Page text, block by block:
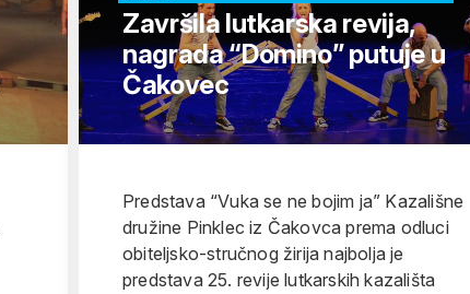
Završila lutkarska revija,
nagrada “Domino” putuje u
Čakovec
Predstava “Vuka se ne bojim ja” Kazališne
družine Pinklec iz Čakovca prema odluci
obiteljsko-stručnog žirija najbolja je
predstava 25. revije lutkarskih kazališta